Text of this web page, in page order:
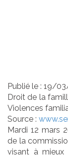
Publié le : 19/
Droit de la
Violences
Source :
Mardi 12 mars
de la
visant à mieux